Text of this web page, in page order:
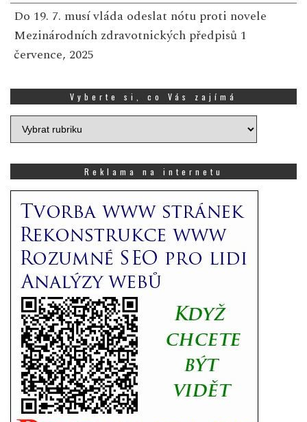
Do 19. 7. musí vláda odeslat nótu proti novele
Mezinárodních zdravotnických předpisů 1
července, 2025
Vyberte si, co Vás zajímá
Vyberte
si,
zajímá
Reklama na internetu